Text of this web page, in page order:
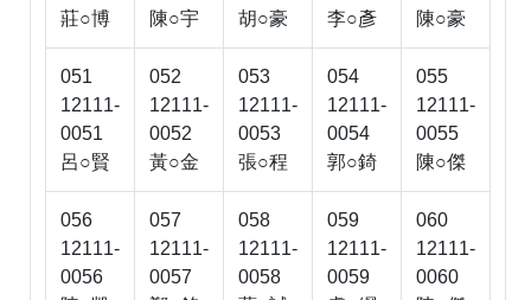
莊○博
陳○宇
胡○豪
李○彥
陳○豪
051
12111-
0051
呂○賢
052
12111-
0052
黃○金
053
12111-
0053
張○程
054
12111-
0054
郭○錡
055
12111-
0055
陳○傑
056
12111-
0056
057
12111-
0057
058
12111-
0058
059
12111-
0059
060
12111-
0060